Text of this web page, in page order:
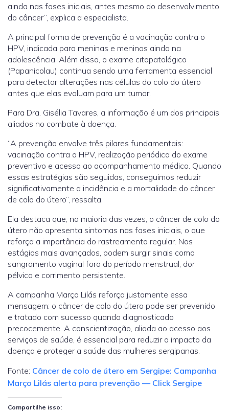
ainda nas fases iniciais, antes mesmo do desenvolvimento
do câncer”, explica a especialista.
A principal forma de prevenção é a vacinação contra o
HPV, indicada para meninas e meninos ainda na
adolescência. Além disso, o exame citopatológico
(Papanicolau) continua sendo uma ferramenta essencial
para detectar alterações nas células do colo do útero
antes que elas evoluam para um tumor.
Para Dra. Gisélia Tavares, a informação é um dos principais
aliados no combate à doença.
“A prevenção envolve três pilares fundamentais:
vacinação contra o HPV, realização periódica do exame
preventivo e acesso ao acompanhamento médico. Quando
essas estratégias são seguidas, conseguimos reduzir
significativamente a incidência e a mortalidade do câncer
de colo do útero”, ressalta.
Ela destaca que, na maioria das vezes, o câncer de colo do
útero não apresenta sintomas nas fases iniciais, o que
reforça a importância do rastreamento regular. Nos
estágios mais avançados, podem surgir sinais como
sangramento vaginal fora do período menstrual, dor
pélvica e corrimento persistente.
A campanha Março Lilás reforça justamente essa
mensagem: o câncer de colo do útero pode ser prevenido
e tratado com sucesso quando diagnosticado
precocemente. A conscientização, aliada ao acesso aos
serviços de saúde, é essencial para reduzir o impacto da
doença e proteger a saúde das mulheres sergipanas.
Fonte: Câncer de colo de útero em Sergipe: Campanha
Março Lilás alerta para prevenção — Click Sergipe
Compartilhe isso: